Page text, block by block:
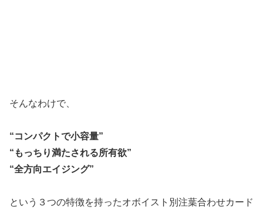
そんなわけで、
“コンパクトで小容量”
“もっちり満たされる所有欲”
“全方向エイジング”
という３つの特徴を持ったオボイスト別注葉合わせカード